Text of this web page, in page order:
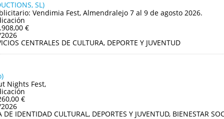
SL)
Vendimia Fest, Almendralejo 7 al 9 de agosto 2026.
€
CENTRALES DE CULTURA, DEPORTE Y JUVENTUD
Nights Fest,
€
DE IDENTIDAD CULTURAL, DEPORTES Y JUVENTUD, BIENESTAR